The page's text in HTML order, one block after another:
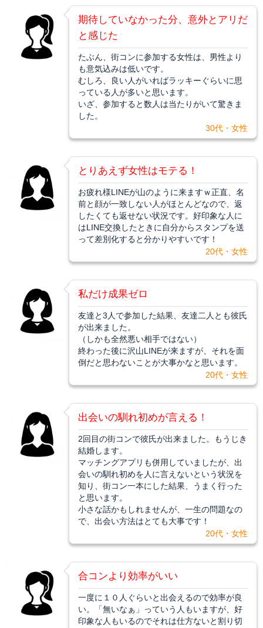
期待していなかった分、意外とアリだ
と感じた
たぶん、街コンに参加する女性は、男性より
も意気込みは低いです。
むしろ、良い人がいればラッキーぐらいに思
っている人が多いと思います。
いざ、参加すると数人は当たりがいて驚きま
した。
30代・女性
とりあえず女性はモテる！
お疲れ様LINEが山のように来ますｗ正直、名
前と顔が一致しない人がほとんどなので、返
したくても返せない状況です。好印象な人に
はLINE交換したときに自分からスタンプを送
って差別化すると分かりやすいです！
20代・女性
私だけ成果ゼロ
友達と3人で参加した結果、友達二人とも彼氏
が出来ました。
（しかも全然悪い相手ではない）
終わった後に沢山LINEが来ますが、それを面
倒だと思わないことが大事かなと思います。
20代・女性
出会いの馴れ初めが言える！
2回目の街コンで彼氏が出来ました。もうじき
結婚します。
マッチングアプリも併用していましたが、出
会いの馴れ初めを人に言えないという状況を
知り、街コン一本にした結果、うまく行った
と思います。
小さな話かもしれませんが、一生の問題なの
で、出会い方法はとても大事です！
20代・女性
合コンより効率がいい
一度に１０人ぐらいと出会えるので効率が良
い。「無いなぁ」っていう人もいますが、好
印象な人もいるのでそれは仕方ないと割り切